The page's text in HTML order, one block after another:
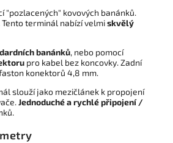
"pozlacených" kovových banánků.
terminál nabízí velmiskvělý
banánků, nebo pomocí
pro kabel bez koncovky. Zadní
konektorů 4,8 mm.
slouží jako mezičlánek k propojení
Jednoduché a rychlé připojení /